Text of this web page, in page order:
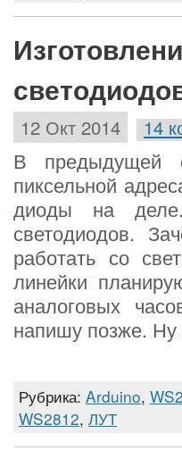
12 Окт 2014 14
В предыдущей
пиксельной
диоды на
светодиодов.
работать со
линейки
аналоговых
напишу позже. Ну
Рубрика: Arduino,
WS2812, ЛУТ